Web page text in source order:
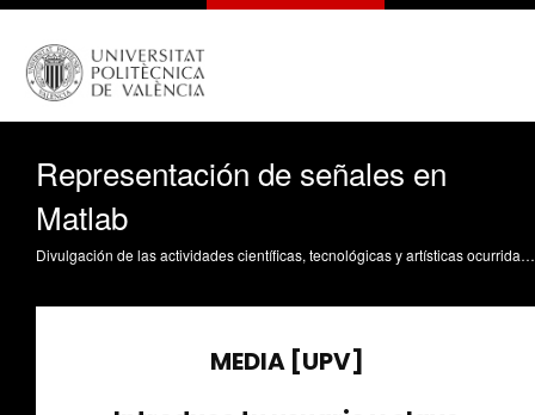
Representación de señales en
Matlab
Divulgación de las actividades científicas, tecnológicas y artísticas ocurridas en los tres campus de la UPV